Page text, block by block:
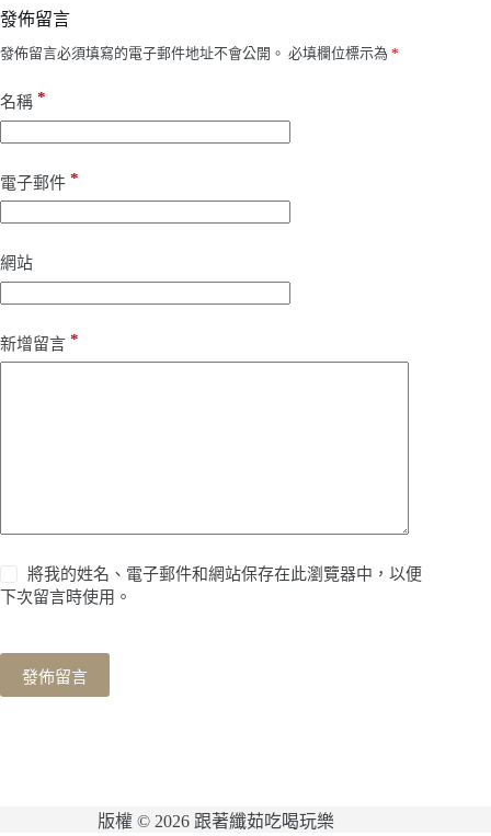
發佈留言
發佈留言必須填寫的電子郵件地址不會公開。 必填欄位標示為 *
名稱 *
電子郵件 *
網站
新增留言 *
將我的姓名、電子郵件和網站保存在此瀏覽器中，以便
下次留言時使用。
發佈留言
版權 © 2026 跟著纖茹吃喝玩樂